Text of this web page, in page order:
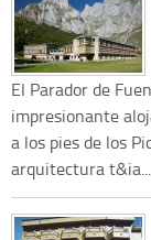
El Parador de
impresionante
a los pies de los
arquitectura t&ia...